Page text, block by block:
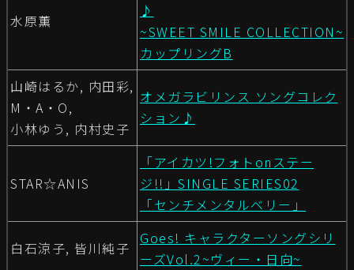
水原薫
♪
~SWEET SMILE COLLECTION~
カップリングB
山崎はるか, 内田彩,
M・A・O,
小林ゆう, 内村史子
オメガラビリンス ソングコレク
ション♪
STAR☆ANIS
「アイカツ!フォトonステー
ジ!!」SINGLE SERIES02
「センチメンタルベリー」
白石涼子, 皆川純子
Goes! キャラクターソングシリ
ーズVol.2~ヴィー・日向~